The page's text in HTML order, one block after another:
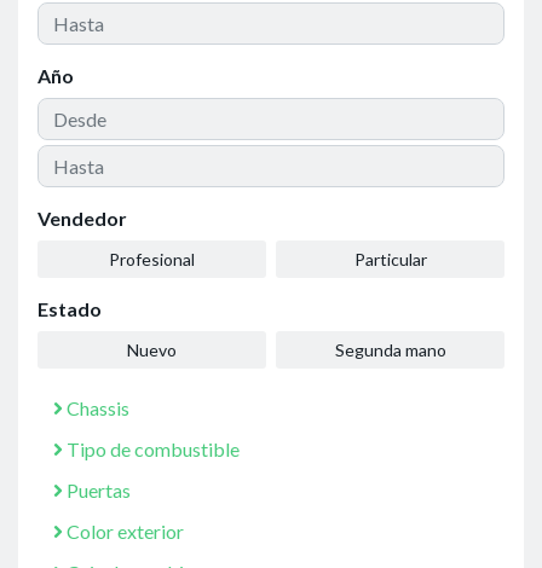
Año
Vendedor
Profesional Particular
Estado
Nuevo Segunda mano
Chassis
Tipo de combustible
Puertas
Color exterior